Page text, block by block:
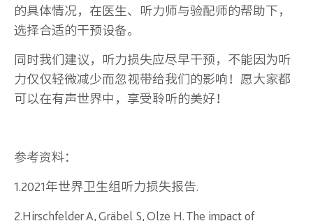
的具体情况，在医生、听力师与验配师的帮助下，
选择合适的干预设备。
同时我们建议，听力损失应尽早干预，不能因为听
力仅仅轻微减少而忽视带给我们的影响！愿大家都
可以在有声世界中，享受聆听的美好！
参考资料：
1.2021年世界卫生组听力损失报告.
2.Hirschfelder A, Gräbel S, Olze H. The impact of